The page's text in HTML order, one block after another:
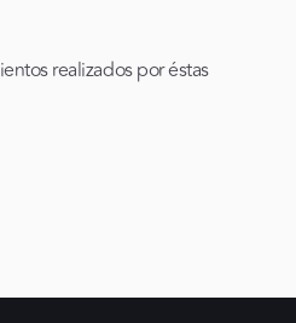
realizados por éstas